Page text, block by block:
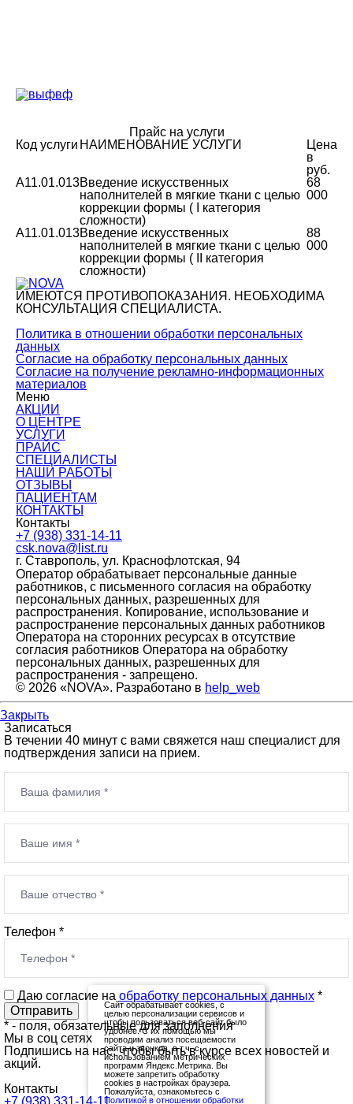
Прайс на услуги
Код услуги НАИМЕНОВАНИЕ УСЛУГИ
Цена
в
руб.
A11.01.013Введение искусственных
наполнителей в мягкие ткани с целью
коррекции формы ( I категория
сложности)
68
000
A11.01.013Введение искусственных
наполнителей в мягкие ткани с целью
коррекции формы ( II категория
сложности)
88
000
Сайт обрабатывает cookies, с
целью персонализации сервисов и
чтобы пользоваться веб-сайт было
удобнее. С их помощью мы
проводим анализ посещаемости
сайта и звонков, в т.ч. с
использованием метрических
программ Яндекс.Метрика. Вы
можете запретить обработку
cookies в настройках браузера.
Пожалуйста, ознакомьтесь с
Политикой в отношении обработки
ИМЕЮТСЯ ПРОТИВОПОКАЗАНИЯ. НЕОБХОДИМА
КОНСУЛЬТАЦИЯ СПЕЦИАЛИСТА.
Политика в отношении обработки персональных
данных
Согласие на обработку персональных данных
Согласие на получение рекламно-информационных
материалов
Меню
АКЦИИ
О ЦЕНТРЕ
УСЛУГИ
ПРАЙС
СПЕЦИАЛИСТЫ
НАШИ РАБОТЫ
ОТЗЫВЫ
ПАЦИЕНТАМ
КОНТАКТЫ
Контакты
+7 (938) 331-14-11
csk.nova@list.ru
г. Ставрополь, ул. Краснофлотская, 94
Оператор обрабатывает персональные данные
работников, с письменного согласия на обработку
персональных данных, разрешенных для
распространения. Копирование, использование и
распространение персональных данных работников
Оператора на сторонних ресурсах в отсутствие
согласия работников Оператора на обработку
персональных данных, разрешенных для
распространения - запрещено.
© 2026 «NOVA». Разработано в help_web
Закрыть
Записаться
В течении 40 минут с вами свяжется наш специалист для
подтверждения записи на прием.
Телефон *
Даю согласие на обработку персональных данных *
* - поля, обязательные для заполнения
Мы в соц сетях
Подпишись на нас, чтобы быть в курсе всех новостей и
акций.
Контакты